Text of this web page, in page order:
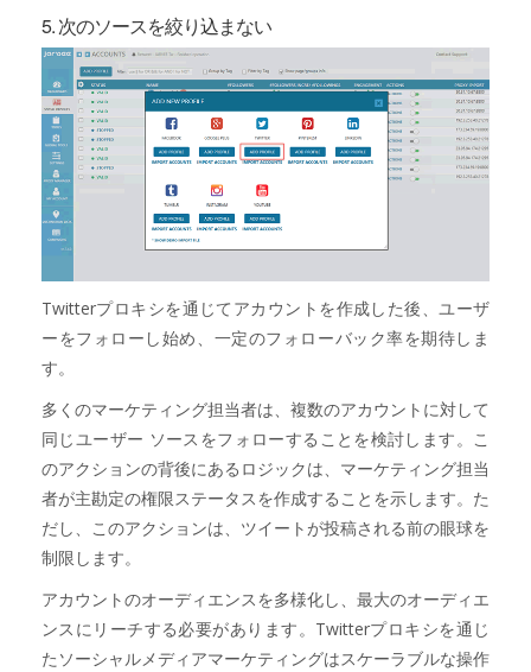
5. 次のソースを絞り込まない
Twitterプロキシを通じてアカウントを作成した後、ユーザ
ーをフォローし始め、一定のフォローバック率を期待しま
す。
多くのマーケティング担当者は、複数のアカウントに対して
同じユーザー ソースをフォローすることを検討します。こ
のアクションの背後にあるロジックは、マーケティング担当
者が主勘定の権限ステータスを作成することを示します。た
だし、このアクションは、ツイートが投稿される前の眼球を
制限します。
アカウントのオーディエンスを多様化し、最大のオーディエ
ンスにリーチする必要があります。Twitterプロキシを通じ
たソーシャルメディアマーケティングはスケーラブルな操作